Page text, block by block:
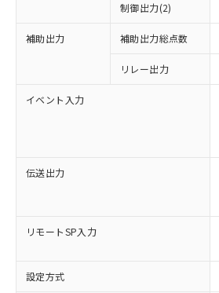
制御出力(2)
補助出力 補助出力総点数
リレー出力
イベント入力
伝送出力
リモートSP入力
設定方式